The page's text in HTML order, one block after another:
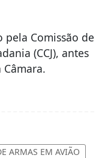
Comissão de
(CCJ), antes
ARMAS EM AVIÃO